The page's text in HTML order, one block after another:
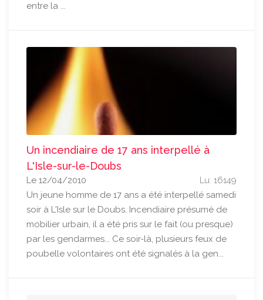
entre la ...
Un incendiaire de 17 ans interpellé à
L'Isle-sur-le-Doubs
Lu: 16149
Le 12/04/2010
Un jeune homme de 17 ans a été interpellé samedi
soir à L'Isle sur le Doubs. Incendiaire présumé de
mobilier urbain, il a été pris sur le fait (ou presque)
par les gendarmes... Ce soir-là, plusieurs feux de
poubelle volontaires ont été signalés à la gen...